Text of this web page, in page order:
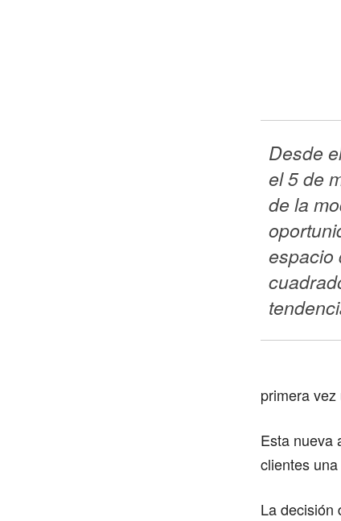
Desde
el 5 de
de la
espacio
primera
Esta nueva
clientes
La decisión